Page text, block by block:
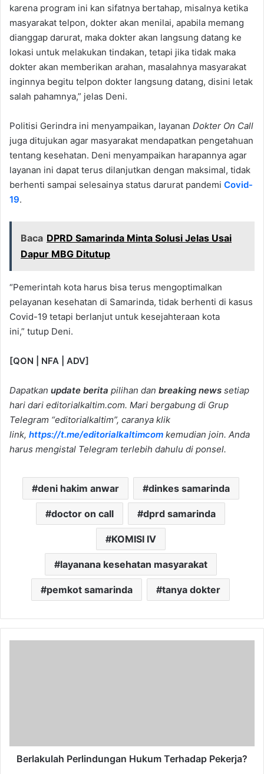
karena program ini kan sifatnya bertahap, misalnya ketika
masyarakat telpon, dokter akan menilai, apabila memang
dianggap darurat, maka dokter akan langsung datang ke
lokasi untuk melakukan tindakan, tetapi jika tidak maka
dokter akan memberikan arahan, masalahnya masyarakat
inginnya begitu telpon dokter langsung datang, disini letak
salah pahamnya,” jelas Deni.
Politisi Gerindra ini menyampaikan, layanan Dokter On Call
juga ditujukan agar masyarakat mendapatkan pengetahuan
tentang kesehatan. Deni menyampaikan harapannya agar
layanan ini dapat terus dilanjutkan dengan maksimal, tidak
berhenti sampai selesainya status darurat pandemi Covid-
19.
Baca DPRD Samarinda Minta Solusi Jelas Usai
Dapur MBG Ditutup
“Pemerintah kota harus bisa terus mengoptimalkan
pelayanan kesehatan di Samarinda, tidak berhenti di kasus
Covid-19 tetapi berlanjut untuk kesejahteraan kota
ini,” tutup Deni.
[QON | NFA | ADV]
Dapatkan update berita pilihan dan breaking news setiap
hari dari editorialkaltim.com. Mari bergabung di Grup
Telegram “editorialkaltim”, caranya klik
link, https://t.me/editorialkaltimcom kemudian join. Anda
harus mengistal Telegram terlebih dahulu di ponsel.
deni hakim anwar dinkes samarinda
doctor on call dprd samarinda
KOMISI IV
layanana kesehatan masyarakat
pemkot samarinda tanya dokter
Berlakulah Perlindungan Hukum Terhadap Pekerja?